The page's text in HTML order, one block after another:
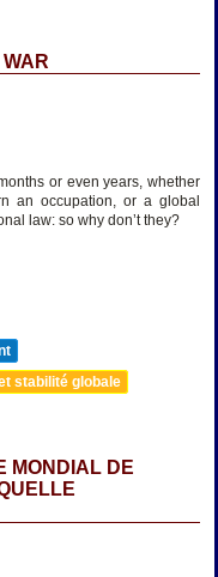
or even years, whether
an occupation, or a global
law: so why don’t they?
stabilité globale
MONDIAL DE